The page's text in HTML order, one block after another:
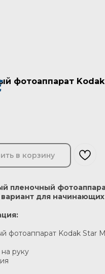
фотоаппарат
в корзину
пленочный
для начинающих
фотоаппарат Kodak Star
руку